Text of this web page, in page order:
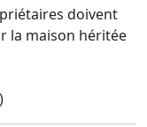
doivent
la maison héritée